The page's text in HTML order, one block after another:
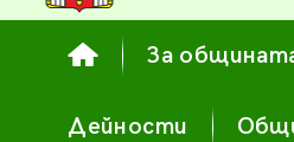
За
Дейности